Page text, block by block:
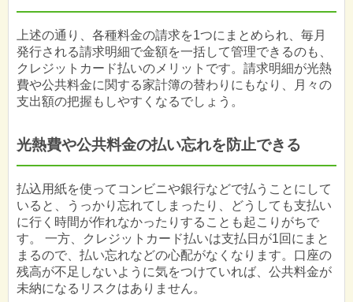
上述の通り、各種料金の請求を1つにまとめられ、毎月
発行される請求明細で金額を一括して管理できるのも、
クレジットカード払いのメリットです。請求明細が光熱
費や公共料金に関する家計簿の替わりにもなり、月々の
支出額の把握もしやすくなるでしょう。
光熱費や公共料金の払い忘れを防止できる
払込用紙を使ってコンビニや銀行などで払うことにして
いると、うっかり忘れてしまったり、どうしても支払い
に行く時間が作れなかったりすることも起こりがちで
す。 一方、クレジットカード払いは支払日が1回にまと
まるので、払い忘れなどの心配がなくなります。口座の
残高が不足しないように気をつけていれば、公共料金が
未納になるリスクはありません。